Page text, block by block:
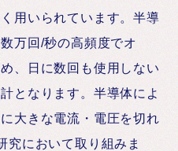
用いられています。半導
万回/秒の高頻度でオ
、日に数回も使用しない
となります。半導体によ
大きな電流・電圧を切れ
究において取り組みま